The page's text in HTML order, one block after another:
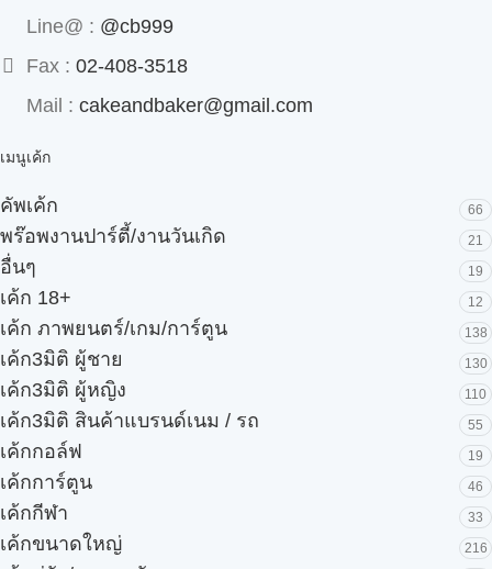
Line@ : @cb999
Fax : 02-408-3518
Mail : cakeandbaker@gmail.com
เมนูเค้ก
คัพเค้ก 66
พร๊อพงานปาร์ตี้/งานวันเกิด 21
อื่นๆ 19
เค้ก 18+ 12
เค้ก ภาพยนตร์/เกม/การ์ตูน 138
เค้ก3มิติ ผู้ชาย 130
เค้ก3มิติ ผู้หญิง 110
เค้ก3มิติ สินค้าแบรนด์เนม / รถ 55
เค้กกอล์ฟ 19
เค้กการ์ตูน 46
เค้กกีฬา 33
เค้กขนาดใหญ่ 216